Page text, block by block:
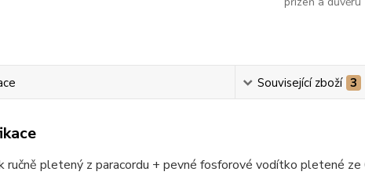
Související zboží 3
ručně pletený z paracordu + pevné fosforové vodítko pletené